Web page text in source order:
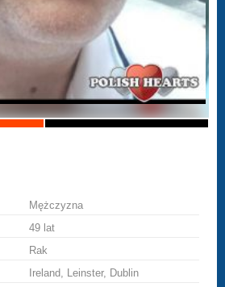
Mężczyzna
49 lat
Rak
Ireland, Leinster, Dublin